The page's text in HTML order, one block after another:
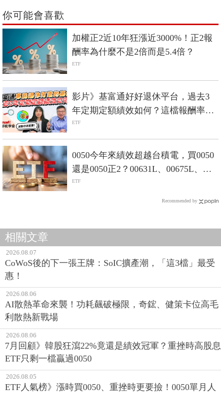
你可能會喜歡
加權正2近10年狂漲近3000%！正2報
酬率為什麼不是2倍而是5.4倍？
ETF
影片》基富通好好退休平台，過去3
年定期定額績效如何？這檔報酬率逾
4成！
ETF
0050今年來績效超越台積電，買0050
還是0050正2？00631L、00675L、
00685L差在哪？
ETF
Recommended by
相關文章
2026.08.07
CoWoS後的下一張王牌：SoIC擴產潮，「這3檔」最受
惠！
2026.08.06
AI散熱革命來襲！功耗飆破極限，奇鋐、健策卡位高毛
利散熱新戰場
2026.08.06
7月回顧》韓股狂瀉22%竟還是績效冠軍？重挫時高股息
ETF只剩一檔贏過0050
2026.08.05
ETF人氣榜》漲時買0050、重挫時更要撿！0050單月人